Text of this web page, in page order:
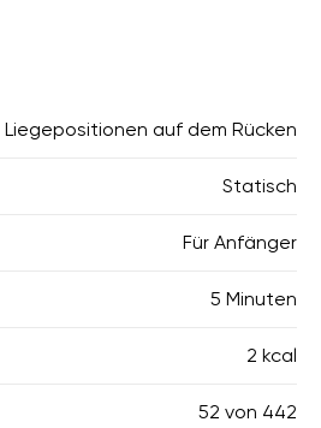
Liegepositionen auf dem Rücken
Statisch
Für Anfänger
5 Minuten
2 kcal
52 von 442